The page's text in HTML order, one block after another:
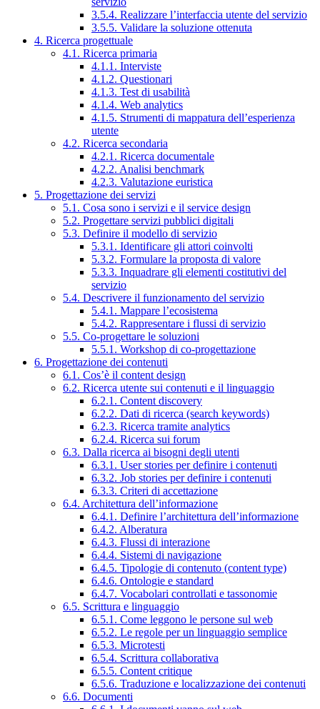
3.5.4. Realizzare l’interfaccia utente del servizio
3.5.5. Validare la soluzione ottenuta
4. Ricerca progettuale
4.1. Ricerca primaria
4.1.1. Interviste
4.1.2. Questionari
4.1.3. Test di usabilità
4.1.4. Web analytics
4.1.5. Strumenti di mappatura dell’esperienza
utente
4.2. Ricerca secondaria
4.2.1. Ricerca documentale
4.2.2. Analisi benchmark
4.2.3. Valutazione euristica
5. Progettazione dei servizi
5.1. Cosa sono i servizi e il service design
5.2. Progettare servizi pubblici digitali
5.3. Definire il modello di servizio
5.3.1. Identificare gli attori coinvolti
5.3.2. Formulare la proposta di valore
5.3.3. Inquadrare gli elementi costitutivi del
servizio
5.4. Descrivere il funzionamento del servizio
5.4.1. Mappare l’ecosistema
5.4.2. Rappresentare i flussi di servizio
5.5. Co-progettare le soluzioni
5.5.1. Workshop di co-progettazione
6. Progettazione dei contenuti
6.1. Cos’è il content design
6.2. Ricerca utente sui contenuti e il linguaggio
6.2.1. Content discovery
6.2.2. Dati di ricerca (search keywords)
6.2.3. Ricerca tramite analytics
6.2.4. Ricerca sui forum
6.3. Dalla ricerca ai bisogni degli utenti
6.3.1. User stories per definire i contenuti
6.3.2. Job stories per definire i contenuti
6.3.3. Criteri di accettazione
6.4. Architettura dell’informazione
6.4.1. Definire l’architettura dell’informazione
6.4.2. Alberatura
6.4.3. Flussi di interazione
6.4.4. Sistemi di navigazione
6.4.5. Tipologie di contenuto (content type)
6.4.6. Ontologie e standard
6.4.7. Vocabolari controllati e tassonomie
6.5. Scrittura e linguaggio
6.5.1. Come leggono le persone sul web
6.5.2. Le regole per un linguaggio semplice
6.5.3. Microtesti
6.5.4. Scrittura collaborativa
6.5.5. Content critique
6.5.6. Traduzione e localizzazione dei contenuti
6.6. Documenti